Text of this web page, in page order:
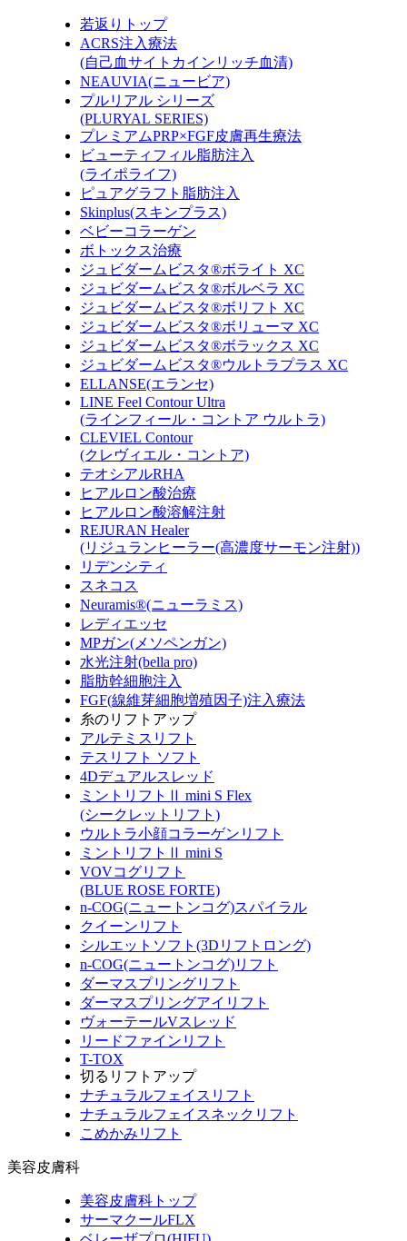
若返りトップ
ACRS注入療法
(自己血サイトカインリッチ血清)
NEAUVIA(ニュービア)
プルリアル シリーズ
(PLURYAL SERIES)
プレミアムPRP×FGF皮膚再生療法
ビューティフィル脂肪注入
(ライポライフ)
ピュアグラフト脂肪注入
Skinplus(スキンプラス)
ベビーコラーゲン
ボトックス治療
ジュビダームビスタ®ボライト XC
ジュビダームビスタ®ボルベラ XC
ジュビダームビスタ®ボリフト XC
ジュビダームビスタ®ボリューマ XC
ジュビダームビスタ®ボラックス XC
ジュビダームビスタ®ウルトラプラス XC
ELLANSE(エランセ)
LINE Feel Contour Ultra
(ラインフィール・コントア ウルトラ)
CLEVIEL Contour
(クレヴィエル・コントア)
テオシアルRHA
ヒアルロン酸治療
ヒアルロン酸溶解注射
REJURAN Healer
(リジュランヒーラー(高濃度サーモン注射))
リデンシティ
スネコス
Neuramis®(ニューラミス)
レディエッセ
MPガン(メソペンガン)
水光注射(bella pro)
脂肪幹細胞注入
FGF(線維芽細胞増殖因子)注入療法
糸のリフトアップ
アルテミスリフト
テスリフト ソフト
4Dデュアルスレッド
ミントリフトⅡ mini S Flex
(シークレットリフト)
ウルトラ小顔コラーゲンリフト
ミントリフトⅡ mini S
VOVコグリフト
(BLUE ROSE FORTE)
n-COG(ニュートンコグ)スパイラル
クイーンリフト
シルエットソフト(3Dリフトロング)
n-COG(ニュートンコグ)リフト
ダーマスプリングリフト
ダーマスプリングアイリフト
ヴォーテールVスレッド
リードファインリフト
T-TOX
切るリフトアップ
ナチュラルフェイスリフト
ナチュラルフェイスネックリフト
こめかみリフト
美容皮膚科
美容皮膚科トップ
サーマクールFLX